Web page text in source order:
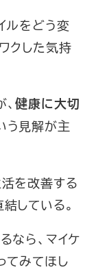
ルをどう変
クした気持
健康に大切
う見解が主
を改善する
している。
なら、マイケ
てみてほし